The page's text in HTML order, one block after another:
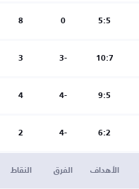
5:5
0
8
10:7
-3
3
9:5
-4
4
6:2
-4
2
الأهداف الفرق النقاط